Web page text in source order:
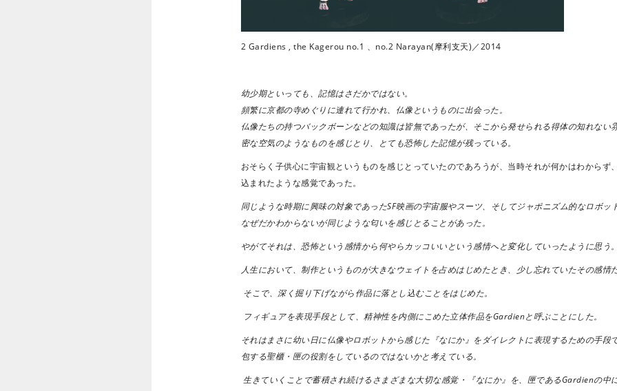
2 Gardiens , the Kagerou no.1 、no.2 Narayan(摩利支天)／2014
幼少期といっても、記憶はさだかではない。
頻繁に京都の寺めぐりに連れて行かれ、仏像というものに出会った。
仏像たちの持つバックボーンなどの知識は皆無であったが、そこから発せられる得体の知れない
密な空気のようなものを感じとり、とても恐怖した記憶が残っている。
おそらく子供心に宇宙観というものを感じとっていたのであろうが、当時それが何かはわからず
込まれたような感覚であった。
同じような時期に興味の対象であったSF映画の宇宙服やスーツ、そしてジャポニズム的なロボッ
なぜだかわからないが同じような匂いを感じとることがあった。
やがてそれは、恐怖という感情から何やらカッコいいという感情へと変化していったように思う。
人生において、制作というものが大きなウェイトを占めはじめたとき、少し忘れていたその感情
そこで、深く掘り下げながら作品に落とし込むことをはじめた。
フィギュアを表現手段として、精神性を内側にこめた立体作品をGardienと呼ぶことにした。
それはまさに幼い日に仏像やロボットから感じた『なにか』をダイレクトに表現するための手段
包する聖櫃・匣の役割をしているのではないかと考えている。
生きていくことで蓄積され続けるさまざまな大切な感覚・『なにか』を、匣であるGardienの中